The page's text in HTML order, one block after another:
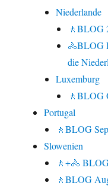
Niederlande
🚶BLOG
🚴BLOG
die
Luxemburg
🚶BLOG
Portugal
🚶BLOG
Slowenien
🚶+🚴
🚶BLOG